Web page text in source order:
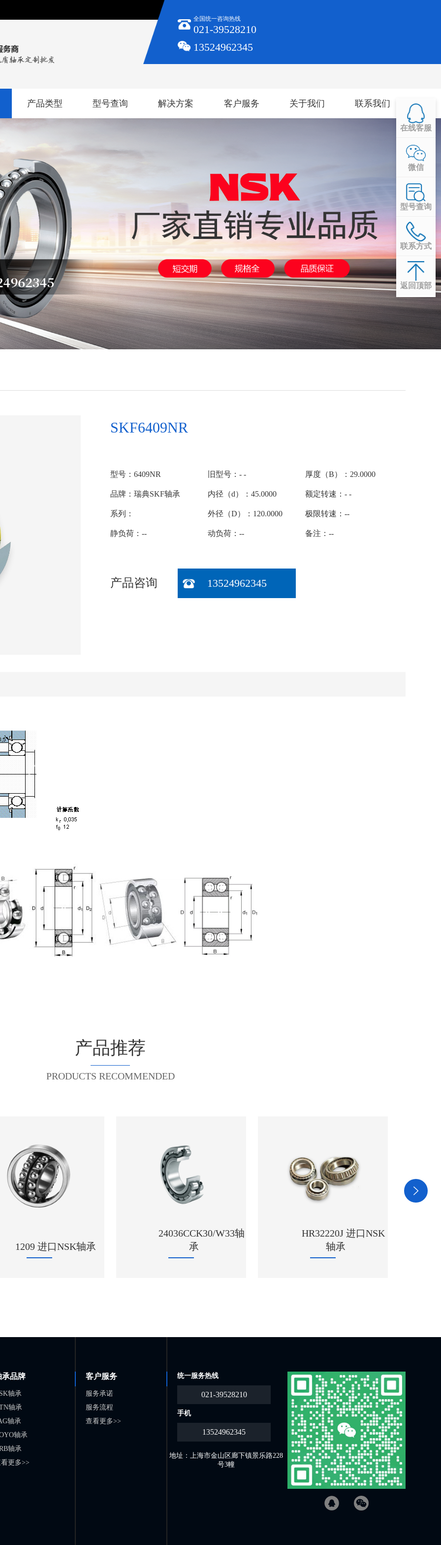
全国统一咨询热线
021-39528210
13524962345
产品类型 型号查询 解决方案 客户服务 关于我们 联系我们
SKF6409NR
型号：6409NR 旧型号：- - 厚度（B）：29.0000
品牌：瑞典SKF轴承 内径（d）：45.0000 额定转速：- -
系列： 外径（D）：120.0000 极限转速：--
静负荷：-- 动负荷：-- 备注：--
产品咨询 13524962345
产品推荐
PRODUCTS RECOMMENDED
1209 进口NSK轴承
24036CCK30/W33轴
承
HR32220J 进口NSK
轴承
承品牌
轴承
轴承
轴承
轴承
轴承
更多>>
客户服务
服务承诺
服务流程
查看更多>>
统一服务热线
021-39528210
手机
13524962345
地址：上海市金山区廊下镇景乐路228
号3幢
在线客服
微信
型号查询
联系方式
返回顶部